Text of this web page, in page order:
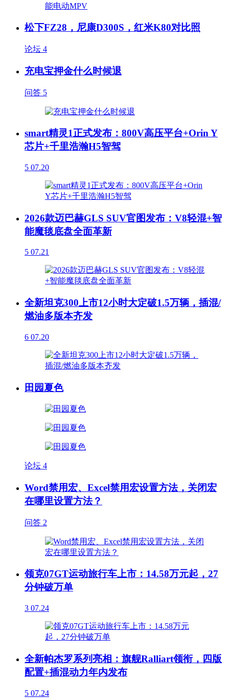
松下FZ28，尼康D300S，红米K80对比照
论坛 4
充电宝押金什么时候退
问答 5
smart精灵1正式发布：800V高压平台+Orin Y
芯片+千里浩瀚H5智驾
5 07.20
2026款迈巴赫GLS SUV官图发布：V8轻混+智
能魔毯底盘全面革新
5 07.21
全新坦克300上市12小时大定破1.5万辆，插混/
燃油多版本齐发
6 07.20
田园夏色
论坛 4
Word禁用宏、Excel禁用宏设置方法，关闭宏
在哪里设置方法？
问答 2
领克07GT运动旅行车上市：14.58万元起，27
分钟破万单
3 07.24
全新帕杰罗系列亮相：旗舰Ralliart领衔，四版
配置+插混动力年内发布
5 07.24